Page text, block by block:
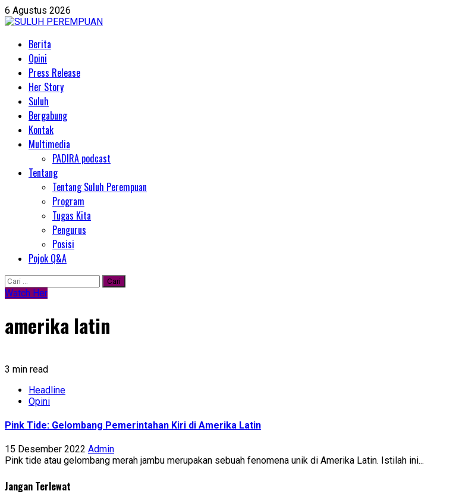
Skip
to
6 Agustus 2026
PrimaryBerita
Opini
Press Release
Her Story
Suluh
Bergabung
Kontak
Multimedia
PADIRA podcast
Tentang
Tentang Suluh Perempuan
Program
Tugas Kita
Pengurus
Posisi
Pojok Q&A
Cari
untuk:
Watch Her
amerika latin
3 min read
Headline
Opini
Pink Tide: Gelombang Pemerintahan Kiri di Amerika Latin
15 Desember 2022 Admin
Pink tide atau gelombang merah jambu merupakan sebuah fenomena unik di Amerika Latin. Istilah ini...
Jangan Terlewat